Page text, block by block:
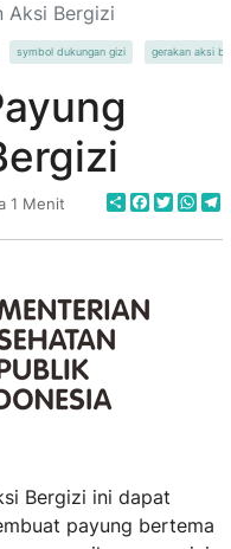
Aksi Bergizi
symbol dukungan gizi gerakan aksi
1 Menit Share
Bergizi ini dapat
payung bertema